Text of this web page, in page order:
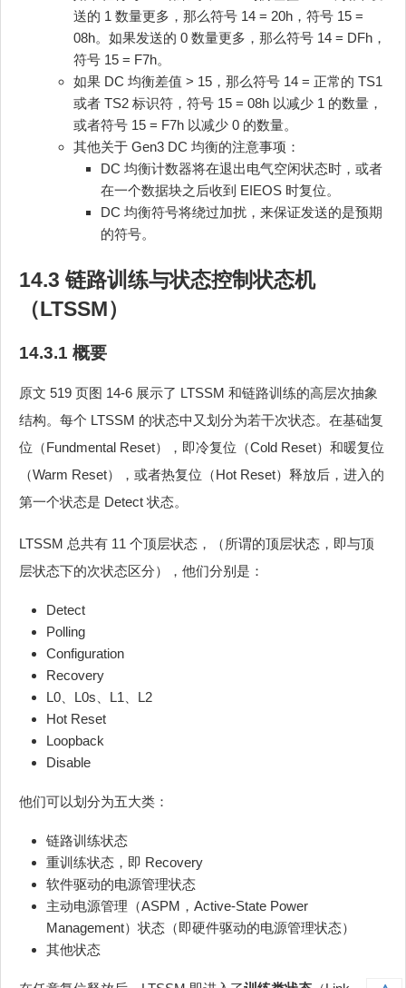
送的 1 数量更多，那么符号 14 = 20h，符号 15 =
08h。如果发送的 0 数量更多，那么符号 14 = DFh，
符号 15 = F7h。
如果 DC 均衡差值 > 15，那么符号 14 = 正常的 TS1
或者 TS2 标识符，符号 15 = 08h 以减少 1 的数量，
或者符号 15 = F7h 以减少 0 的数量。
其他关于 Gen3 DC 均衡的注意事项：
DC 均衡计数器将在退出电气空闲状态时，或者
在一个数据块之后收到 EIEOS 时复位。
DC 均衡符号将绕过加扰，来保证发送的是预期
的符号。
14.3 链路训练与状态控制状态机
（LTSSM）
14.3.1 概要
原文 519 页图 14-6 展示了 LTSSM 和链路训练的高层次抽象
结构。每个 LTSSM 的状态中又划分为若干次状态。在基础复
位（Fundmental Reset），即冷复位（Cold Reset）和暖复位
（Warm Reset），或者热复位（Hot Reset）释放后，进入的
第一个状态是 Detect 状态。
LTSSM 总共有 11 个顶层状态，（所谓的顶层状态，即与顶
层状态下的次状态区分），他们分别是：
Detect
Polling
Configuration
Recovery
L0、L0s、L1、L2
Hot Reset
Loopback
Disable
他们可以划分为五大类：
链路训练状态
重训练状态，即 Recovery
软件驱动的电源管理状态
主动电源管理（ASPM，Active-State Power
Management）状态（即硬件驱动的电源管理状态）
其他状态